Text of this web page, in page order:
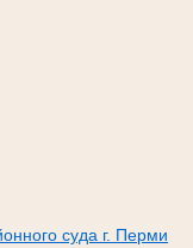
суда г. Перми